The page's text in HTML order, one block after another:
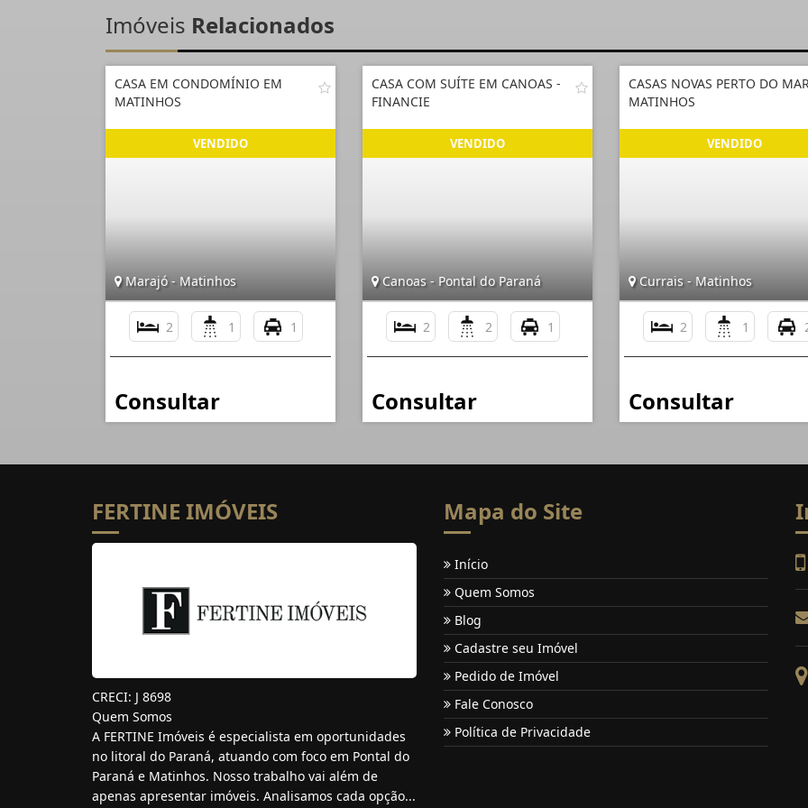
Imóveis Relacionados
CASA EM CONDOMÍNIO EM
MATINHOS
Marajó - Matinhos
2 1 1
Consultar
CASA COM SUÍTE EM CANOAS -
FINANCIE
Canoas - Pontal do Paraná
2 2 1
Consultar
CASAS NOVAS PERTO DO
MATINHOS
Currais - Matinhos
2 1
Consultar
FERTINE IMÓVEIS
CRECI: J 8698
Quem Somos
A FERTINE Imóveis é especialista em oportunidades
no litoral do Paraná, atuando com foco em Pontal do
Paraná e Matinhos. Nosso trabalho vai além de
apenas apresentar imóveis. Analisamos cada opção...
Mapa do Site
Início
Quem Somos
Blog
Cadastre seu Imóvel
Pedido de Imóvel
Fale Conosco
Política de Privacidade